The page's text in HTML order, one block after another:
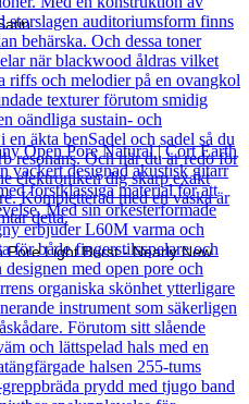
Pore Light Burst - Nearly New